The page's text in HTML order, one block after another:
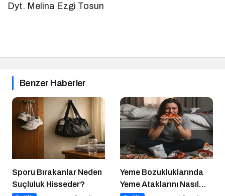
Dyt. Melina Ezgi Tosun
Benzer Haberler
Sporu Bırakanlar Neden
Suçluluk Hisseder?
Yeme Bozukluklarında
Yeme Ataklarını Nasıl